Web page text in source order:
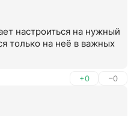
настроиться на нужный
только на неё в важных
+0 –0